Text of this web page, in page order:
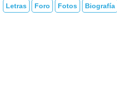
Letras Foro Fotos Biografía